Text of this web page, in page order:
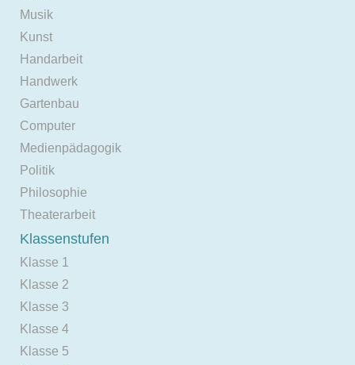
Musik
Kunst
Handarbeit
Handwerk
Gartenbau
Computer
Medienpädagogik
Politik
Philosophie
Theaterarbeit
Klassenstufen
Klasse 1
Klasse 2
Klasse 3
Klasse 4
Klasse 5